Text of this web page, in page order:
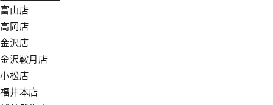
富山店
高岡店
金沢店
金沢鞍月店
小松店
福井本店